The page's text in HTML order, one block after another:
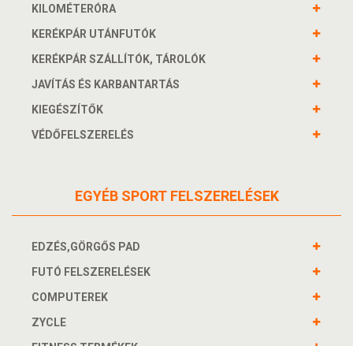
KILOMÉTERÓRA
KERÉKPÁR UTÁNFUTÓK
KERÉKPÁR SZÁLLÍTÓK, TÁROLÓK
JAVÍTÁS ÉS KARBANTARTÁS
KIEGÉSZÍTŐK
VÉDŐFELSZERELÉS
EGYÉB SPORT FELSZERELÉSEK
EDZÉS,GÖRGŐS PAD
FUTÓ FELSZERELÉSEK
COMPUTEREK
ZYCLE